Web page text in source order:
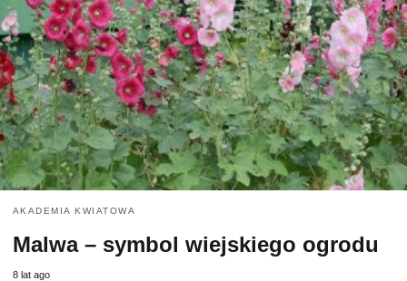
AKADEMIA KWIATOWA
Malwa – symbol wiejskiego ogrodu
8 lat ago